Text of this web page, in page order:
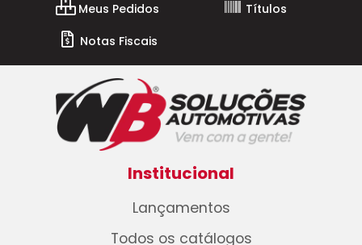
Meus Pedidos
Títulos
Notas Fiscais
Institucional
Lançamentos
Todos os catálogos